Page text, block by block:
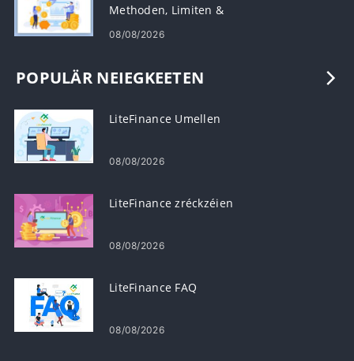
Methoden, Limiten &
Veraarbechtungszäiten
08/08/2026
POPULÄR NEIEGKEETEN
LiteFinance Umellen
08/08/2026
LiteFinance zréckzéien
08/08/2026
LiteFinance FAQ
08/08/2026